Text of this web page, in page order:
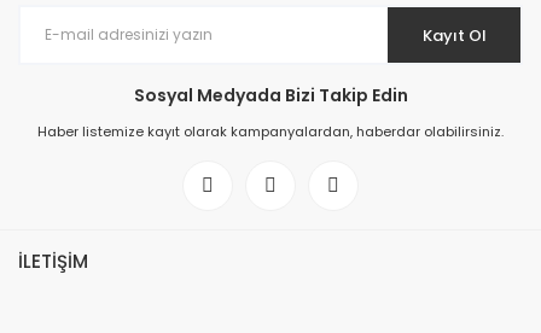
Kayıt Ol
Sosyal Medyada Bizi Takip Edin
Haber listemize kayıt olarak kampanyalardan, haberdar olabilirsiniz.
İLETİŞİM